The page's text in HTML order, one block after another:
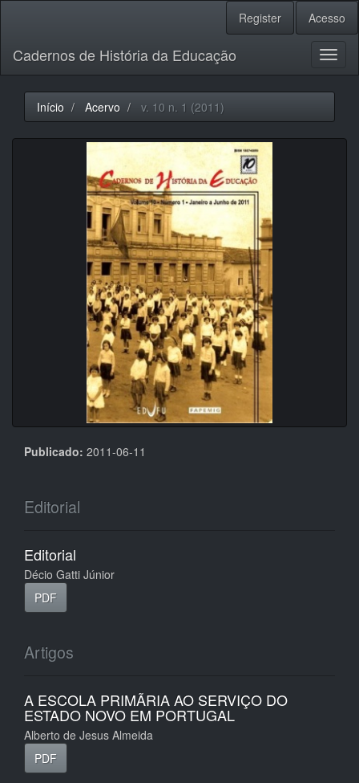
principal
Barra
Lateral
Register Acesso
Cadernos de História da Educação
Início Acervo v. 10 n. 1 (2011)
Publicado: 2011-06-11
Editorial
Editorial
Décio Gatti Júnior
PDF
Artigos
A ESCOLA PRIMÃRIA AO SERVIÇO DO
ESTADO NOVO EM PORTUGAL
Alberto de Jesus Almeida
PDF